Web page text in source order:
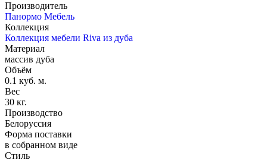
Производитель
Панормо Мебель
Коллекция
Коллекция мебели Riva из дуба
Материал
массив дуба
Объём
0.1 куб. м.
Вес
30 кг.
Производство
Белоруссия
Форма поставки
в собранном виде
Стиль